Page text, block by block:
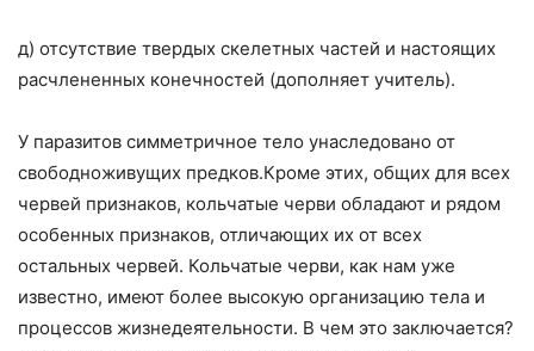
д) отсутствие твердых скелетных частей и настоящих
расчлененных конечно­стей (дополняет учитель).
У паразитов симметричное тело унаследовано от
свободноживущих предков.Кроме этих, общих для всех
червей признаков, кольчатые черви обладают и рядом
особенных признаков, отличающих их от всех
остальных червей. Кольчатые черви, как нам уже
известно, имеют более высокую орга­низацию тела и
процессов жизнедеятельности. В чем это заключается?